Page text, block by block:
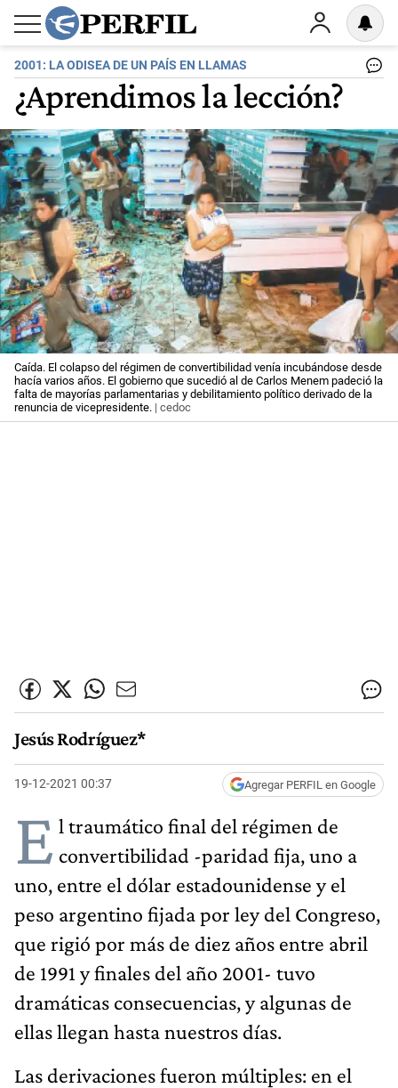
2001: LA ODISEA DE UN PAÍS EN LLAMAS
¿Aprendimos la lección?
Caída. El colapso del régimen de convertibilidad venía incubándose desde
hacía varios años. El gobierno que sucedió al de Carlos Menem padeció la
falta de mayorías parlamentarias y debilitamiento político derivado de la
renuncia de vicepresidente. | cedoc
Jesús Rodríguez*
19-12-2021 00:37 Agregar PERFIL en Google
E l traumático final del régimen de
convertibilidad -paridad fija, uno a
uno, entre el dólar estadounidense y el
peso argentino fijada por ley del Congreso,
que rigió por más de diez años entre abril
de 1991 y finales del año 2001- tuvo
dramáticas consecuencias, y algunas de
ellas llegan hasta nuestros días.
Las derivaciones fueron múltiples: en el